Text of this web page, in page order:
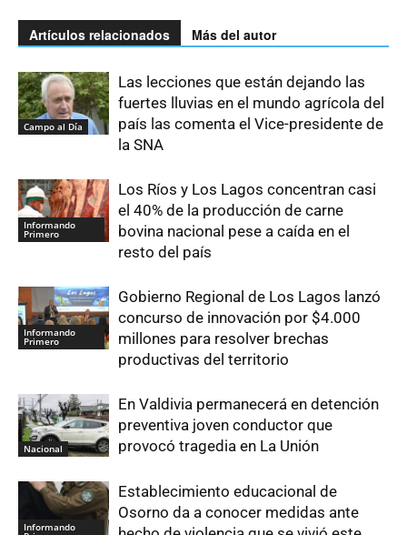
Artículos relacionados Más del autor
Campo al Día
Las lecciones que están dejando las
fuertes lluvias en el mundo agrícola del
país las comenta el Vice-presidente de
la SNA
Informando
Primero
Los Ríos y Los Lagos concentran casi
el 40% de la producción de carne
bovina nacional pese a caída en el
resto del país
Informando
Primero
Gobierno Regional de Los Lagos lanzó
concurso de innovación por $4.000
millones para resolver brechas
productivas del territorio
Nacional
En Valdivia permanecerá en detención
preventiva joven conductor que
provocó tragedia en La Unión
Informando
Establecimiento educacional de
Osorno da a conocer medidas ante